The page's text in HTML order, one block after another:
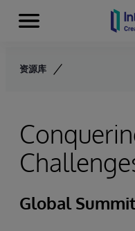
Skip to content
Menu
资源库
Global